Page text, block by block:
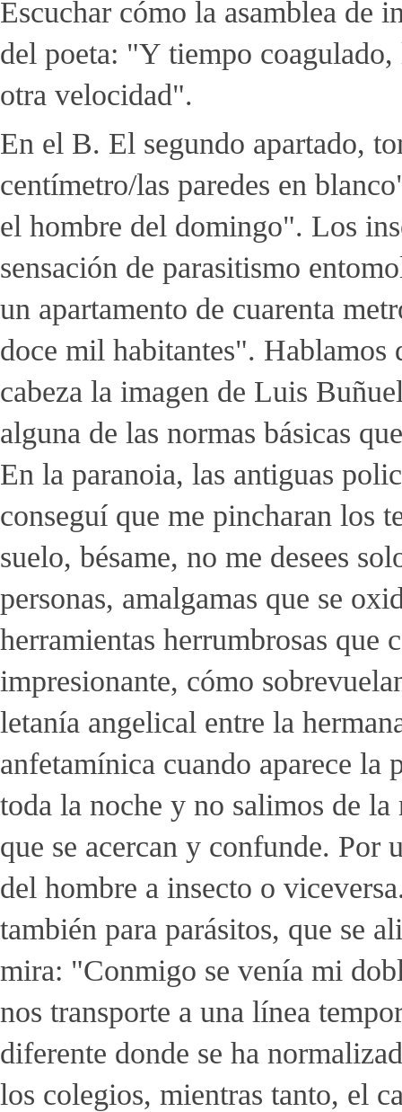
Escuchar cómo la asamblea de
del poeta: "Y tiempo
otra velocidad".
En el B. El segundo apartado,
centímetro/las paredes en
el hombre del domingo". Los
sensación de parasitismo
un apartamento de cuarenta
doce mil habitantes". Hablamos
cabeza la imagen de Luis
alguna de las normas básicas
En la paranoia, las antiguas
conseguí que me pincharan los
suelo, bésame, no me desees
personas, amalgamas que se
herramientas herrumbrosas que
impresionante, cómo
letanía angelical entre la
anfetamínica cuando aparece la
toda la noche y no salimos de
que se acercan y confunde. Por
del hombre a insecto o
también para parásitos, que se
mira: "Conmigo se venía mi
nos transporte a una línea
diferente donde se ha
los colegios, mientras tanto, el